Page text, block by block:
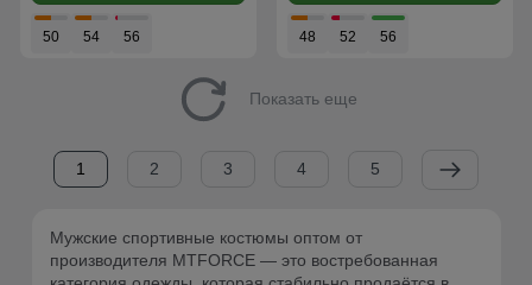
50 54 56 48 52 56
Показать еще
1 2 3 4 5
Мужские спортивные костюмы оптом от
производителя MTFORCE — это востребованная